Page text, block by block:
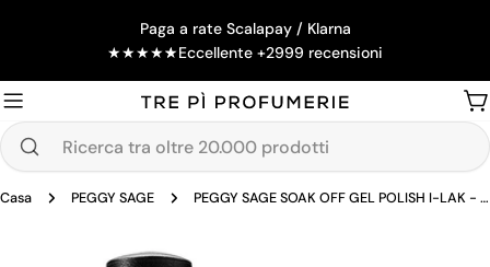
Paga a rate Scalapay / Klarna
★★★★★Eccellente +2999 recensioni
Ricerca
oltre
Casa PEGGY SAGE PEGGY SAGE SOAK OFF GEL POLISH I-LAK - AQUAMARINE -15ML